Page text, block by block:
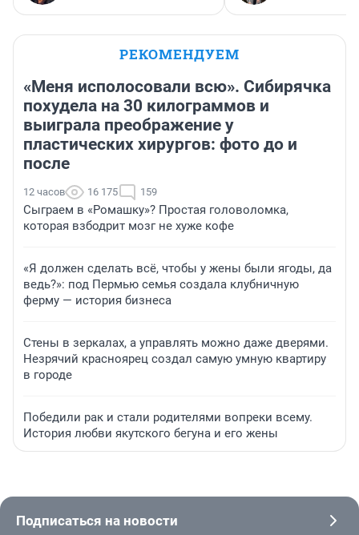
РЕКОМЕНДУЕМ
«Меня исполосовали всю». Сибирячка
похудела на 30 килограммов и
выиграла преображение у
пластических хирургов: фото до и
после
12 часов 16 175 159
Сыграем в «Ромашку»? Простая головоломка,
которая взбодрит мозг не хуже кофе
«Я должен сделать всё, чтобы у жены были ягоды, да
ведь?»: под Пермью семья создала клубничную
ферму — история бизнеса
Стены в зеркалах, а управлять можно даже дверями.
Незрячий красноярец создал самую умную квартиру
в городе
Победили рак и стали родителями вопреки всему.
История любви якутского бегуна и его жены
Подписаться на новости